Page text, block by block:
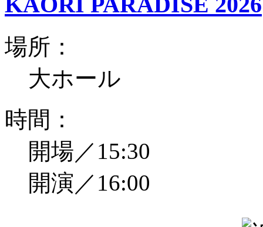
場所：
大ホール
時間：
開場／15:30
開演／16:00